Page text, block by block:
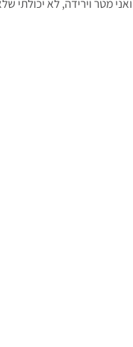
ואני מטר וירידה, לא יכולתי